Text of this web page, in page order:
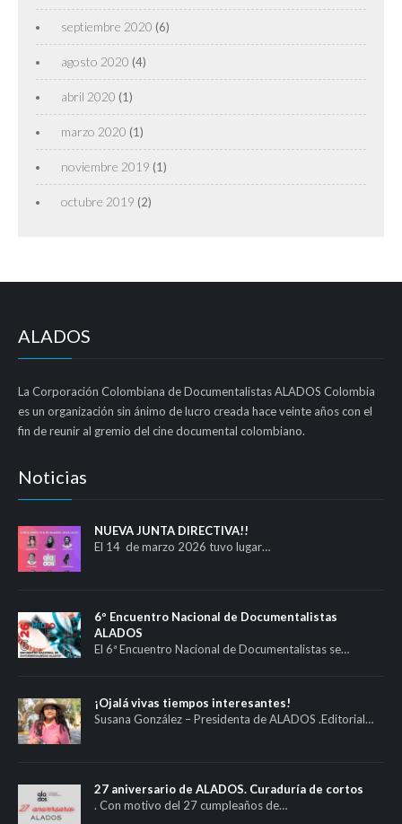
septiembre 2020 (6)
agosto 2020 (4)
abril 2020 (1)
marzo 2020 (1)
noviembre 2019 (1)
octubre 2019 (2)
ALADOS
La Corporación Colombiana de Documentalistas ALADOS Colombia
es un organización sin ánimo de lucro creada hace veinte años con el
fin de reunir al gremio del cine documental colombiano.
Noticias
NUEVA JUNTA DIRECTIVA!!
El 14 de marzo 2026 tuvo lugar…
6º Encuentro Nacional de Documentalistas
ALADOS
El 6ª Encuentro Nacional de Documentalistas se…
¡Ojalá vivas tiempos interesantes!
Susana González – Presidenta de ALADOS .Editorial…
27 aniversario de ALADOS. Curaduría de cortos
. Con motivo del 27 cumpleaños de…